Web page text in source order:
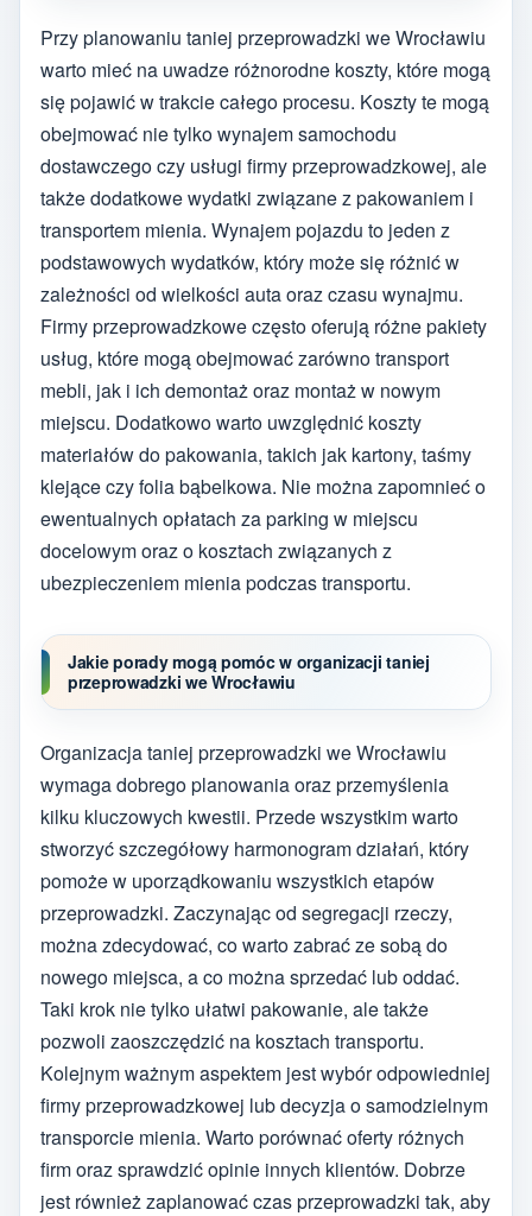
Przy planowaniu taniej przeprowadzki we Wrocławiu
warto mieć na uwadze różnorodne koszty, które mogą
się pojawić w trakcie całego procesu. Koszty te mogą
obejmować nie tylko wynajem samochodu
dostawczego czy usługi firmy przeprowadzkowej, ale
także dodatkowe wydatki związane z pakowaniem i
transportem mienia. Wynajem pojazdu to jeden z
podstawowych wydatków, który może się różnić w
zależności od wielkości auta oraz czasu wynajmu.
Firmy przeprowadzkowe często oferują różne pakiety
usług, które mogą obejmować zarówno transport
mebli, jak i ich demontaż oraz montaż w nowym
miejscu. Dodatkowo warto uwzględnić koszty
materiałów do pakowania, takich jak kartony, taśmy
klejące czy folia bąbelkowa. Nie można zapomnieć o
ewentualnych opłatach za parking w miejscu
docelowym oraz o kosztach związanych z
ubezpieczeniem mienia podczas transportu.
Jakie porady mogą pomóc w organizacji taniej
przeprowadzki we Wrocławiu
Organizacja taniej przeprowadzki we Wrocławiu
wymaga dobrego planowania oraz przemyślenia
kilku kluczowych kwestii. Przede wszystkim warto
stworzyć szczegółowy harmonogram działań, który
pomoże w uporządkowaniu wszystkich etapów
przeprowadzki. Zaczynając od segregacji rzeczy,
można zdecydować, co warto zabrać ze sobą do
nowego miejsca, a co można sprzedać lub oddać.
Taki krok nie tylko ułatwi pakowanie, ale także
pozwoli zaoszczędzić na kosztach transportu.
Kolejnym ważnym aspektem jest wybór odpowiedniej
firmy przeprowadzkowej lub decyzja o samodzielnym
transporcie mienia. Warto porównać oferty różnych
firm oraz sprawdzić opinie innych klientów. Dobrze
jest również zaplanować czas przeprowadzki tak, aby